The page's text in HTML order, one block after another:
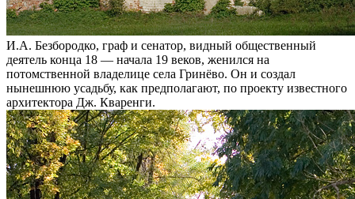
И.А. Безбородко, граф и сенатор, видный общественный
деятель конца 18 — начала 19 веков, женился на
потомственной владелице села Гринёво. Он и создал
нынешнюю усадьбу, как предполагают, по проекту известного
архитектора Дж. Кваренги.